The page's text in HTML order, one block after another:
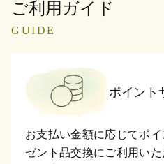
ご利用ガイド
GUIDE
ポイント
お支払い金額に応じてポ
ゼント品交換にご利用い